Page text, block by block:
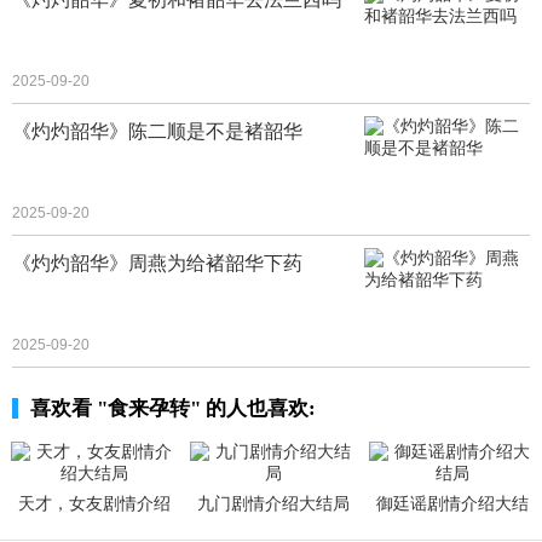
2025-09-20
《灼灼韶华》陈二顺是不是褚韶华
2025-09-20
《灼灼韶华》周燕为给褚韶华下药
2025-09-20
喜欢看 "食来孕转" 的人也喜欢:
天才，女友剧情介绍
九门剧情介绍大结局
御廷谣剧情介绍大结